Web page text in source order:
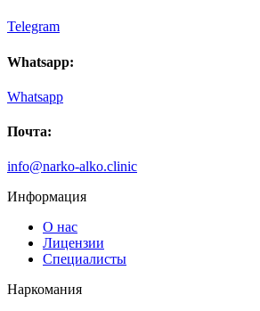
Telegram
Whatsapp:
Whatsapp
Почта:
info@narko-alko.clinic
Информация
О нас
Лицензии
Специалисты
Наркомания